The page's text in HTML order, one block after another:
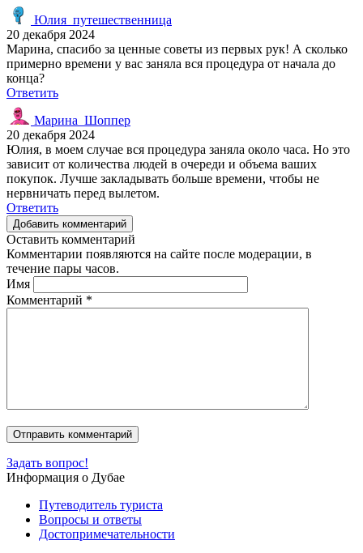
Юлия_путешественница
20 декабря 2024
Марина, спасибо за ценные советы из первых рук! А сколько
примерно времени у вас заняла вся процедура от начала до
конца?
Ответить
Марина_Шоппер
20 декабря 2024
Юлия, в моем случае вся процедура заняла около часа. Но это
зависит от количества людей в очереди и объема ваших
покупок. Лучше закладывать больше времени, чтобы не
нервничать перед вылетом.
Ответить
Добавить комментарий
Оставить комментарий
Комментарии появляются на сайте после модерации, в
течение пары часов.
Имя
Комментарий *
Задать вопрос!
Информация о Дубае
Путеводитель туриста
Вопросы и ответы
Достопримечательности